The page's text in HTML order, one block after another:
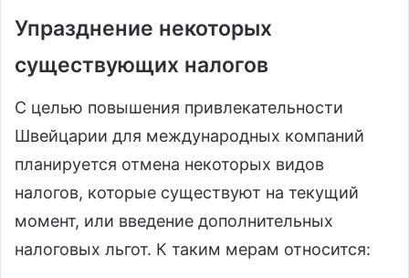
Упразднение некоторых
существующих налогов
С целью повышения привлекательности
Швейцарии для международных компаний
планируется отмена некоторых видов
налогов, которые существуют на текущий
момент, или введение дополнительных
налоговых льгот. К таким мерам относится: